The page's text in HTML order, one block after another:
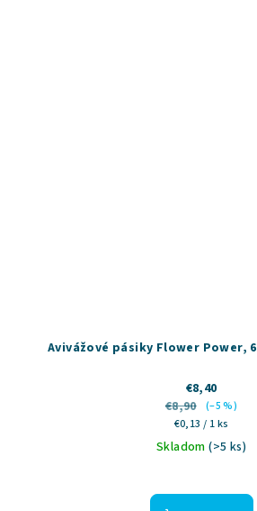
Avivážové pásiky Flower Power,
€8,40
€8,90
(–5 %)
Jednotková
cena:
€0,13 / 1 ks
Skladom(>5 ks)